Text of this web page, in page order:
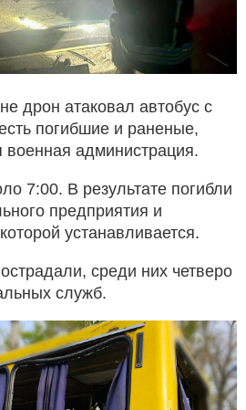
дрон атаковал автобус с
погибшие и раненые,
военная администрация.
7:00. В результате погибли
предприятия и
устанавливается.
среди них четверо
служб.